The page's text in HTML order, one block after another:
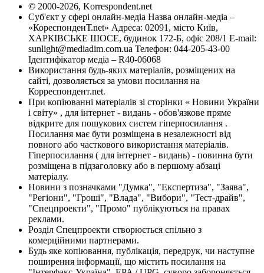
© 2000-2026, Korrespondent.net
Суб'єкт у сфері онлайн-медіа Назва онлайн-медіа –
«КореспонденТ.net» Адреса: 02091, місто Київ,
ХАРКІВСЬКЕ ШОСЕ, будинок 172-Б, офіс 208/1 E-mail:
sunlight@mediadim.com.ua Телефон: 044-205-43-00
Ідентифікатор медіа – R40-06068
Використання будь-яких матеріалів, розміщених на
сайті, дозволяється за умови посилання на
Корреспондент.net.
При копіюванні матеріалів зі сторінки « Новини України
і світу» , для інтернет - видань - обов'язкове пряме
відкрите для пошукових систем гіперпосилання .
Посилання має бути розміщена в незалежності від
повного або часткового використання матеріалів.
Гіперпосилання ( для інтернет - видань) - повинна бути
розміщена в підзаголовку або в першому абзаці
матеріалу.
Новини з позначками "Думка", "Експертиза", "Заява",
"Регіони", "Гроші", "Влада", "Вибори", "Тест-драйв",
"Спецпроекти", "Промо" публікуються на правах
реклами.
Розділ Спецпроекти створюється спільно з
комерційними партнерами.
Будь яке копіювання, публікація, передрук, чи наступне
поширення інформації, що містить посилання на